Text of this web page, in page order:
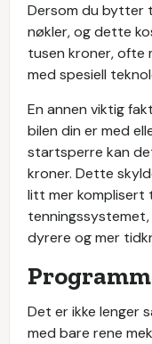
Dersom du bytter
nøkler, og dette
tusen kroner, ofte
med spesiell
En annen viktig
bilen din er med
startsperre kan
kroner. Dette
litt mer komplisert
dyrere og mer
Det er ikke lenger
med bare rene